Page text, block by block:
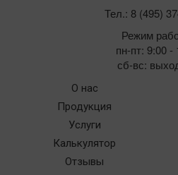
О нас
Продукция
Услуги
Калькулятор
Отзывы
Тел.: 8 (495)
Режим
пн-пт: 9:00 -
сб-вс: